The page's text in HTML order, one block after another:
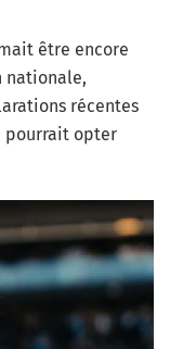
être encore
nationale,
récentes
pourrait opter